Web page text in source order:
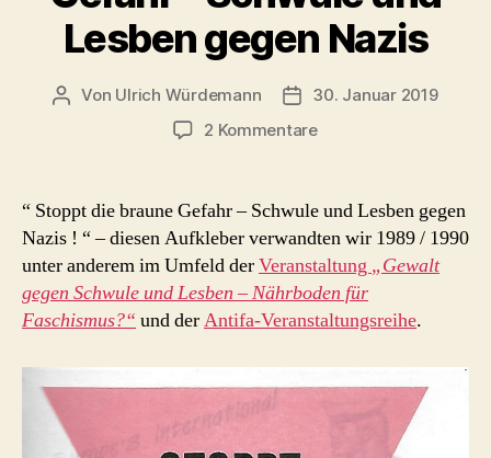
Lesben gegen Nazis
Beitragsautor
Von Ulrich Würdemann Beitragsdatum
30. Januar 2019
2 Kommentarezu
braune
–
Schwule
und
Lesben
Nazis
“ Stoppt die braune Gefahr – Schwule und Lesben gegen
Nazis ! “ – diesen Aufkleber verwandten wir 1989 / 1990
unter anderem im Umfeld derVeranstaltung „Gewalt
gegen Schwule und Lesben – Nährboden für
Faschismus?“ und derAntifa-Veranstaltungsreihe.